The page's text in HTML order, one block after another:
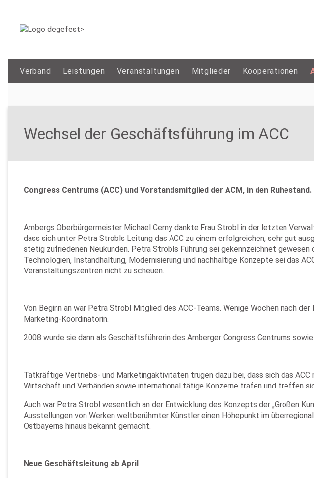
Verband Leistungen Veranstaltungen Mitglieder Kooperationen
Wechsel der Geschäftsführung im ACC
Congress Centrums (ACC) und Vorstandsmitglied der ACM, in den Ruhestand.
Ambergs Oberbürgermeister Michael Cerny dankte Frau Strobl in der letzten
dass sich unter Petra Strobls Leitung das ACC zu einem erfolgreichen, sehr gut
stetig zufriedenen Neukunden. Petra Strobls Führung sei gekennzeichnet
Technologien, Instandhaltung, Modernisierung und nachhaltige Konzepte sei das
Veranstaltungszentren nicht zu scheuen.
Von Beginn an war Petra Strobl Mitglied des ACC-Teams. Wenige Wochen nach
Marketing-Koordinatorin.
2008 wurde sie dann als Geschäftsführerin des Amberger Congress Centrums
Tatkräftige Vertriebs- und Marketingaktivitäten trugen dazu bei, dass sich das
Wirtschaft und Verbänden sowie international tätige Konzerne trafen und treffen
Auch war Petra Strobl wesentlich an der Entwicklung des Konzepts der „Großen
Ausstellungen von Werken weltberühmter Künstler einen Höhepunkt im
Ostbayerns hinaus bekannt gemacht.
Neue Geschäftsleitung ab April